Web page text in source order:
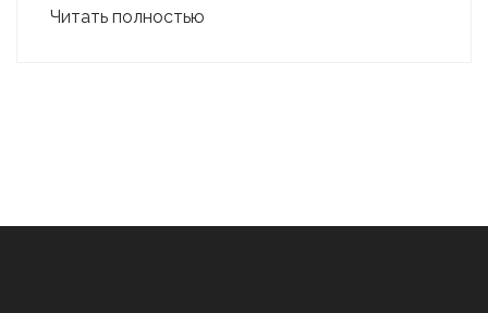
Читать полностью